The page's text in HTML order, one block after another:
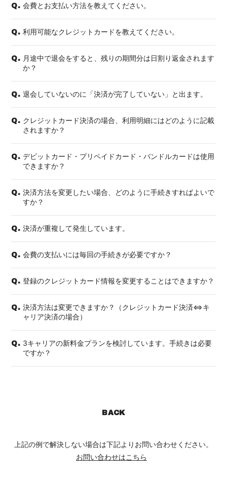
Q. 会費とお支払い方法を教えてください。
Q. 利用可能なクレジットカードを教えてください。
Q. 月途中で退会をすると、残りの期間分は日割り返金されます
か？
Q. 退会していないのに「決済が完了していない」と出ます。
Q. クレジットカード決済の場合、利用明細にはどのように記載
されますか？
Q. デビットカード・プリペイドカード・バンドルカードは使用
できますか？
Q. 決済方法を変更したい場合、どのように手続きすればよいで
すか？
Q. 決済が重複して発生しています。
Q. 会費の支払いには毎回の手続きが必要ですか？
Q. 登録のクレジットカード情報を変更することはできますか？
Q. 決済方法は変更できますか？（クレジットカード決済⇔キ
ャリア決済の場合）
Q. 3キャリアの新料金プランを検討しています。手続きは必要
ですか？
BACK
上記の例で解決しない場合は下記よりお問い合わせください。
お問い合わせはこちら